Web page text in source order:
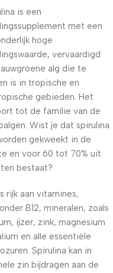
is een
met een
hoge
vervaardigd
alg die te
is in tropische en
gebieden. Het
tot de familie van de
Wist je dat spirulina
gekweekt in de
en voor 60 tot 70% uit
bestaat?
rijk aan vitamines,
B12, mineralen, zoals
ijzer, zink, magnesium
en alle essentiële
Spirulina kan in
zin bijdragen aan de